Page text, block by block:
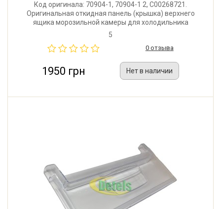
Код оригинала: 70904-1, 70904-1 2, C00268721.
Оригинальная откидная панель (крышка) верхнего
ящика морозильной камеры для холодильника
Indesit, Ariston, Hotpoint-Ariston. Размер: 455x130 мм.
5
0 отзыва
1950 грн Нет в наличии